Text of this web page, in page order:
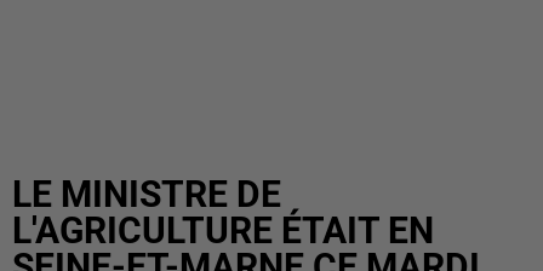
LE MINISTRE DE
L'AGRICULTURE ÉTAIT EN